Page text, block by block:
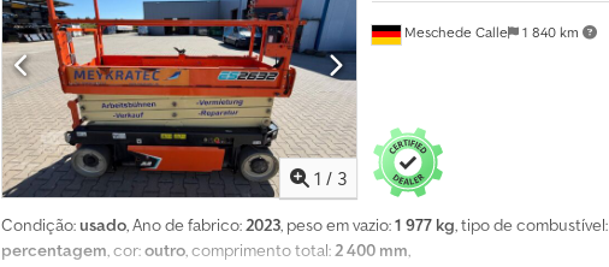
1 / 3
Meschede Calle 1 840 km
Condição:usado, Ano de fabrico:2023, peso em vazio:1 977 kg, tipo de combustível:
percentagem, cor:outro, comprimento total:2 400 mm,
d
e
c
m